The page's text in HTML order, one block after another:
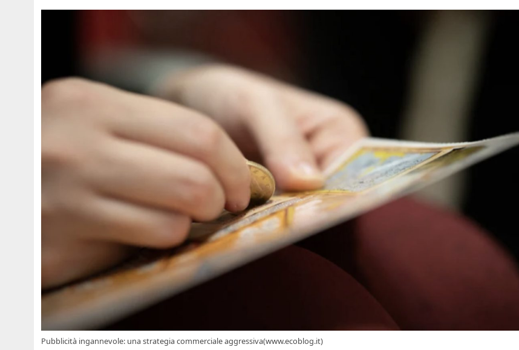
Pubblicità ingannevole: una strategia commerciale aggressiva(www.ecoblog.it)